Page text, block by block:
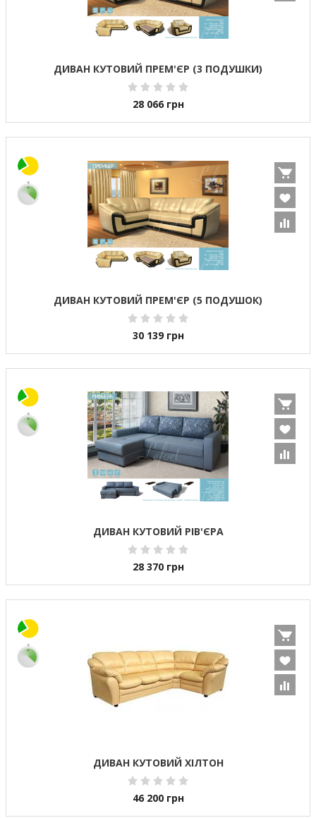
ДИВАН КУТОВИЙ ПРЕМ'ЄР (3 ПОДУШКИ)
28 066 грн
ДИВАН КУТОВИЙ ПРЕМ'ЄР (5 ПОДУШОК)
30 139 грн
ДИВАН КУТОВИЙ РІВ'ЄРА
28 370 грн
ДИВАН КУТОВИЙ ХІЛТОН
46 200 грн